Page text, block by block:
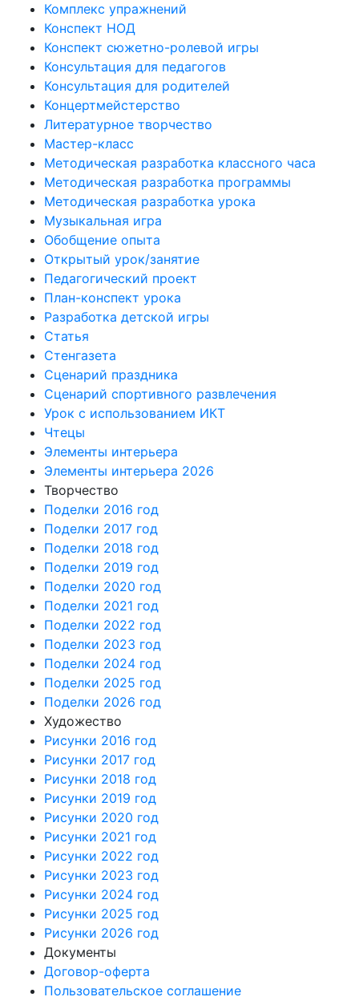
Комплекс упражнений
Конспект НОД
Конспект сюжетно-ролевой игры
Консультация для педагогов
Консультация для родителей
Концертмейстерство
Литературное творчество
Мастер-класс
Методическая разработка классного часа
Методическая разработка программы
Методическая разработка урока
Музыкальная игра
Обобщение опыта
Открытый урок/занятие
Педагогический проект
План-конспект урока
Разработка детской игры
Статья
Стенгазета
Сценарий праздника
Сценарий спортивного развлечения
Урок с использованием ИКТ
Чтецы
Элементы интерьера
Элементы интерьера 2026
Творчество
Поделки 2016 год
Поделки 2017 год
Поделки 2018 год
Поделки 2019 год
Поделки 2020 год
Поделки 2021 год
Поделки 2022 год
Поделки 2023 год
Поделки 2024 год
Поделки 2025 год
Поделки 2026 год
Художество
Рисунки 2016 год
Рисунки 2017 год
Рисунки 2018 год
Рисунки 2019 год
Рисунки 2020 год
Рисунки 2021 год
Рисунки 2022 год
Рисунки 2023 год
Рисунки 2024 год
Рисунки 2025 год
Рисунки 2026 год
Документы
Договор-оферта
Пользовательское соглашение